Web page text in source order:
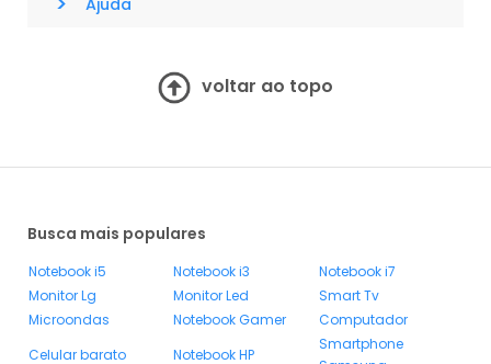
voltar ao topo
Busca mais populares
Notebook i5 Notebook i3
Notebook i7
Monitor Lg
Monitor Led
Smart Tv
Microondas
Notebook Gamer
Computador
Celular barato
Notebook HP
Smartphone